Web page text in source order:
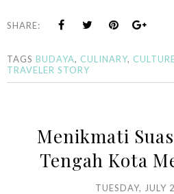
SHARE:
TAGS BUDAYA, CULINARY,
TRAVELER STORY
Menikmati
Tengah Kota
TUESDAY, JULY